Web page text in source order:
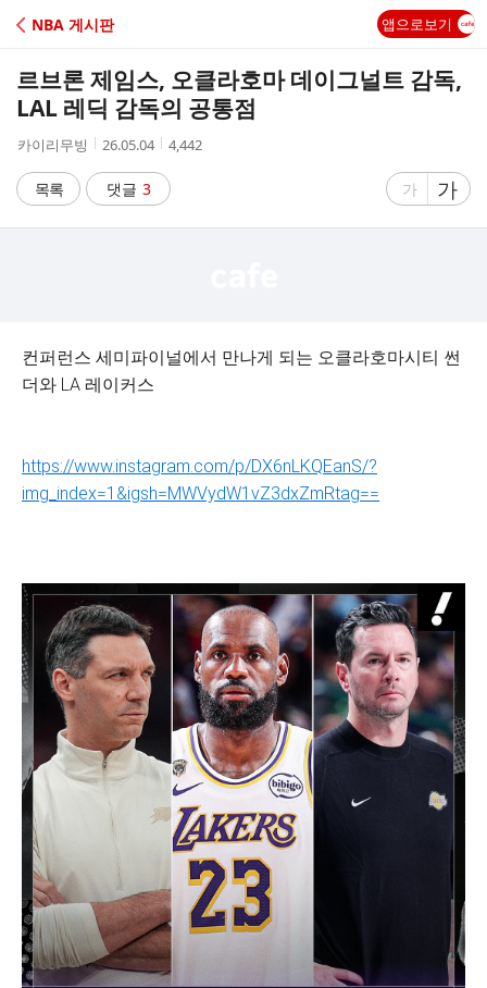
C
NBA 게시판 앱으로보기
르브론 제임스, 오클라호마 데이그널트 감독,
LAL 레딕 감독의 공통점
작
자
카이리무빙
작
시
간
26.05.04
조
수
4,442
목록 댓글 3
글
게
가
글
자
게
가
컨퍼런스 세미파이널에서 만나게 되는 오클라호마시티 썬
더와 LA 레이커스
https://www.instagram.com/p/DX6nLKQEanS/?
img_index=1&igsh=MWVydW1vZ3dxZmRtag==